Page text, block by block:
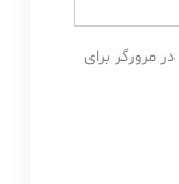
مرورگر برای